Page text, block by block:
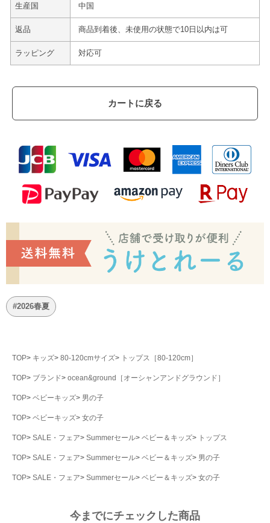
生産国 中国
返品 商品到着後、未使用の状態で10日以内は可
ラッピング 対応可
カートに戻る
#2026春夏
TOP キッズ 80-120cmサイズ トップス［80-120cm］
TOP ブランド ocean&ground［オーシャンアンドグラウンド］
TOP ベビーキッズ 男の子
TOP ベビーキッズ 女の子
TOP SALE・フェア Summerセール ベビー＆キッズ トップス
TOP SALE・フェア Summerセール ベビー＆キッズ 男の子
TOP SALE・フェア Summerセール ベビー＆キッズ 女の子
今までにチェックした商品